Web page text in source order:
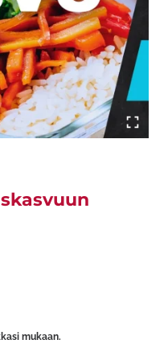
mukaan.